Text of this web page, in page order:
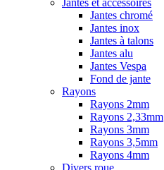
Jantes chromé
Jantes inox
Jantes à talons
Jantes alu
Jantes Vespa
Fond de jante
Rayons
Rayons 2mm
Rayons 2,33mm
Rayons 3mm
Rayons 3,5mm
Rayons 4mm
Divers roue